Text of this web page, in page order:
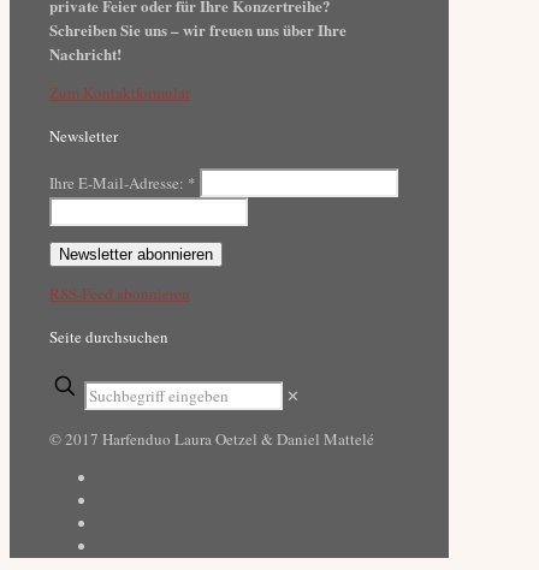
private Feier oder für Ihre Konzertreihe?
Schreiben Sie uns – wir freuen uns über Ihre
Nachricht!
Zum Kontaktformular
Newsletter
Ihre E-Mail-Adresse: *
RSS-Feed abonnieren
Seite durchsuchen
✕
© 2017 Harfenduo Laura Oetzel & Daniel Mattelé